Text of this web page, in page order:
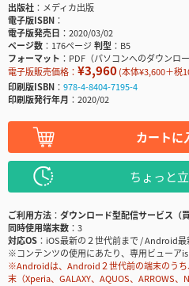
出版社
メディカ出版
電子版ISBN
電子版発売日
2020/03/02
ページ数
176ページ判型
B5
フォーマット
PDF（パソコンへのダウンロー
電子版販売価格： ¥3,960(本体¥3,600＋税
印刷版ISBN
978-4-8404-7195-4
印刷版発行年月
2020/02
カートに
ちょっと
ご利用方法
ダウンロード型配信サービス（買
同時使用端末数
3
対応OS
iOS最新の２世代前まで / Android
※コンテンツの使用にあたり、専用ビューア
※Androidは、Android２世代前の端末のうち
末（Xperia、GALAXY、AQUOS、ARROWS